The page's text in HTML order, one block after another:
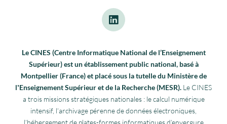
Le CINES (Centre Informatique National de l’Enseignement
Supérieur) est un établissement public national, basé à
Montpellier (France) et placé sous la tutelle du Ministère de
lʼEnseignement Supérieur et de la Recherche (MESR). Le CINES
a trois missions stratégiques nationales : le calcul numérique
intensif, l’archivage pérenne de données électroniques,